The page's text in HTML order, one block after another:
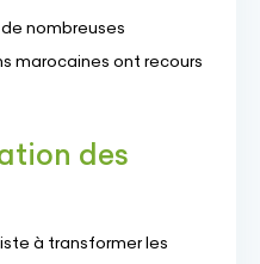
nombreuses
marocaines ont recours
des
à transformer les